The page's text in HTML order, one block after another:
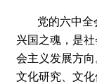
党的六中
兴国之魂，是
会主义发展方
文化研究、文